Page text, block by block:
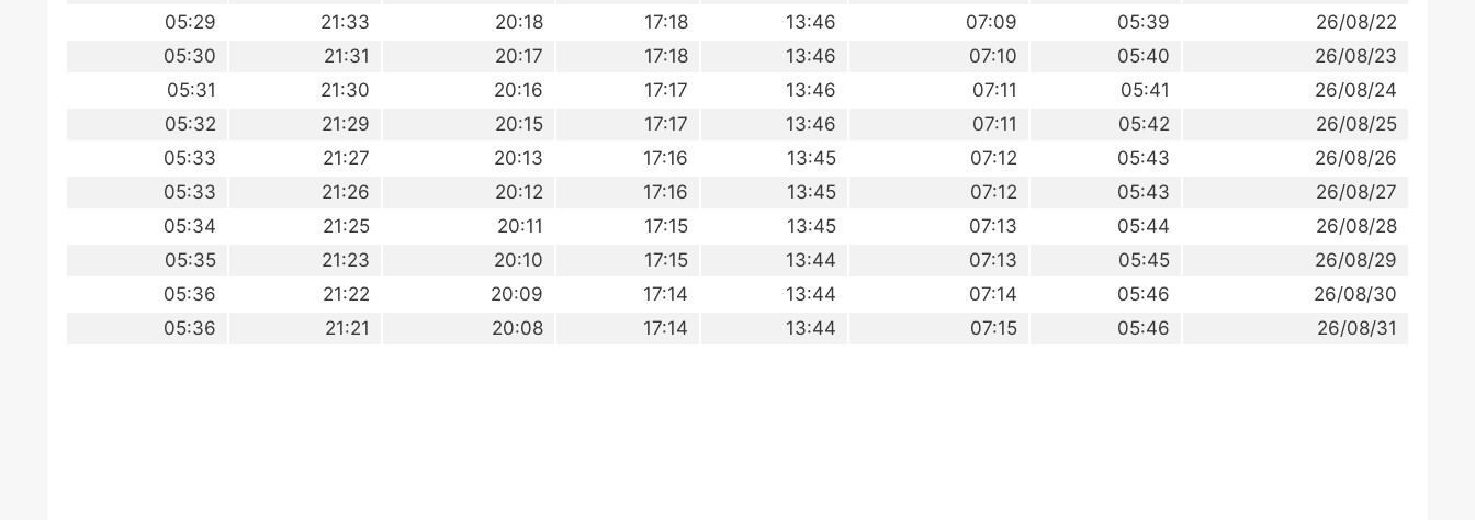
26/08/22
05:39
07:09
13:46
17:18
20:18
21:33
05:29
26/08/23
05:40
07:10
13:46
17:18
20:17
21:31
05:30
26/08/24
05:41
07:11
13:46
17:17
20:16
21:30
05:31
26/08/25
05:42
07:11
13:46
17:17
20:15
21:29
05:32
26/08/26
05:43
07:12
13:45
17:16
20:13
21:27
05:33
26/08/27
05:43
07:12
13:45
17:16
20:12
21:26
05:33
26/08/28
05:44
07:13
13:45
17:15
20:11
21:25
05:34
26/08/29
05:45
07:13
13:44
17:15
20:10
21:23
05:35
26/08/30
05:46
07:14
13:44
17:14
20:09
21:22
05:36
26/08/31
05:46
07:15
13:44
17:14
20:08
21:21
05:36